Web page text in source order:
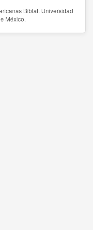
Biblat. Universidad
México.